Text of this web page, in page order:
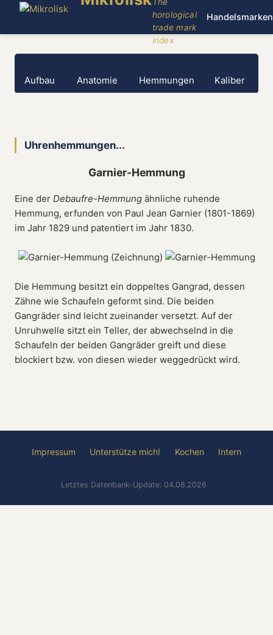
horological
trade mark
index
Handelsmarken
»
Aufbau
»
Anatomie
»
Hemmungen
»
Kaliber
Uhrenhemmungen...
Garnier-Hemmung
Eine der Debaufre-Hemmung ähnliche ruhende
Hemmung, erfunden von Paul Jean Garnier (1801-1869)
im Jahr 1829 und patentiert im Jahr 1830.
Die Hemmung besitzt ein doppeltes Gangrad, dessen
Zähne wie Schaufeln geformt sind. Die beiden
Gangräder sind leicht zueinander versetzt. Auf der
Unruhwelle sitzt ein Teller, der abwechselnd in die
Schaufeln der beiden Gangräder greift und diese
blockiert bzw. von diesen wieder weggedrückt wird.
Impressum Unterstütze mich! Kochen Intern
Letztes Datenbank-Update: 04.08.2026